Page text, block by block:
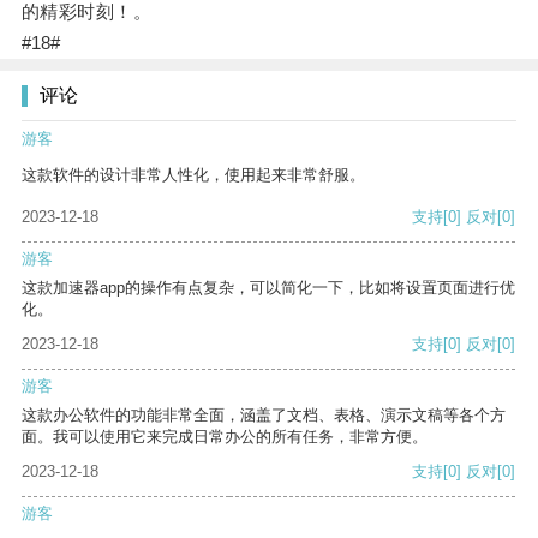
的精彩时刻！。
#18#
评论
游客
这款软件的设计非常人性化，使用起来非常舒服。
2023-12-18 支持[0] 反对[0]
游客
这款加速器app的操作有点复杂，可以简化一下，比如将设置页面进行优
化。
2023-12-18
支持[0] 反对[0]
游客
这款办公软件的功能非常全面，涵盖了文档、表格、演示文稿等各个方
面。我可以使用它来完成日常办公的所有任务，非常方便。
2023-12-18
支持[0] 反对[0]
游客